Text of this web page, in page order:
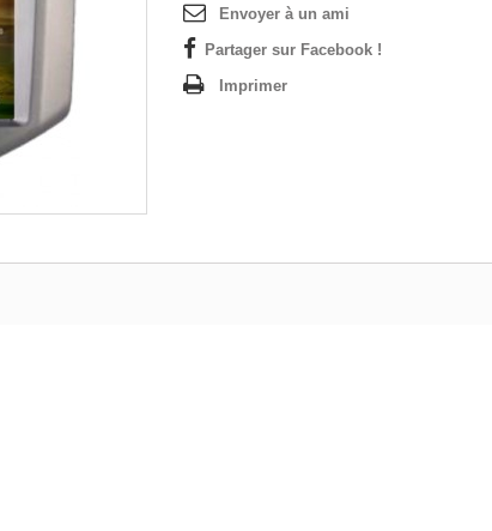
Envoyer à un ami
Partager sur Facebook !
Imprimer